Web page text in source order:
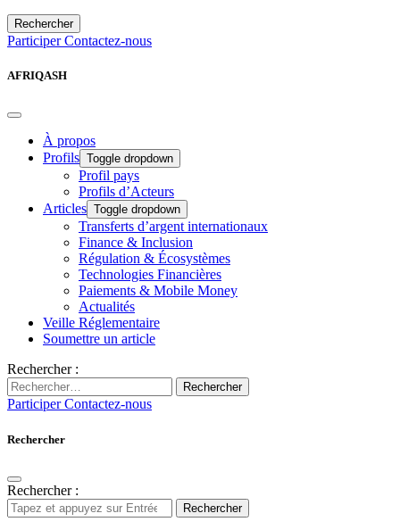
Rechercher
ParticiperContactez-nous
AFRIQASH
À propos
Profils Toggle dropdown
Profil pays
Profils d’Acteurs
Articles Toggle dropdown
Transferts d’argent internationaux
Finance & Inclusion
Régulation & Écosystèmes
Technologies Financières
Paiements & Mobile Money
Actualités
Veille Réglementaire
Soumettre un article
Rechercher :
Rechercher
ParticiperContactez-nous
Rechercher
Rechercher :
Rechercher